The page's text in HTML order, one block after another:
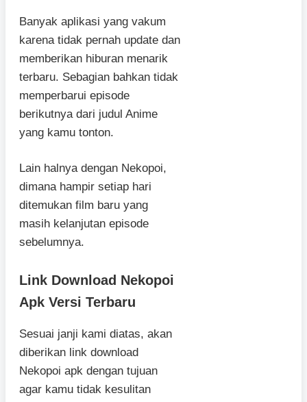
Banyak aplikasi yang vakum
karena tidak pernah update dan
memberikan hiburan menarik
terbaru. Sebagian bahkan tidak
memperbarui episode
berikutnya dari judul Anime
yang kamu tonton.
Lain halnya dengan Nekopoi,
dimana hampir setiap hari
ditemukan film baru yang
masih kelanjutan episode
sebelumnya.
Link Download Nekopoi
Apk Versi Terbaru
Sesuai janji kami diatas, akan
diberikan link download
Nekopoi apk dengan tujuan
agar kamu tidak kesulitan